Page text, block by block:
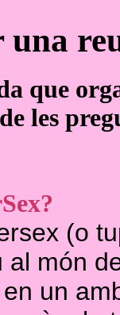
una
que
les
(o
món
un